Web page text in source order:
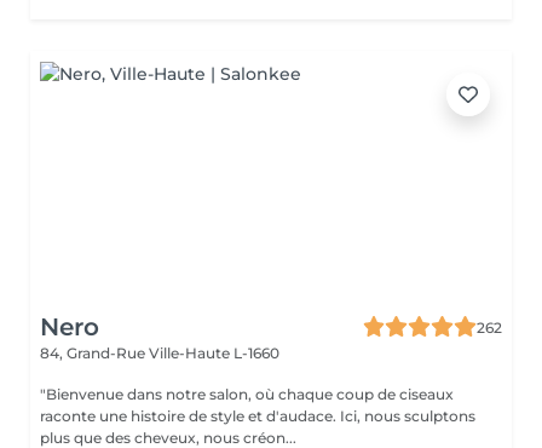
Nero
262
84, Grand-Rue Ville-Haute L-1660
"Bienvenue dans notre salon, où chaque coup de ciseaux
raconte une histoire de style et d'audace. Ici, nous sculptons
plus que des cheveux, nous créon...